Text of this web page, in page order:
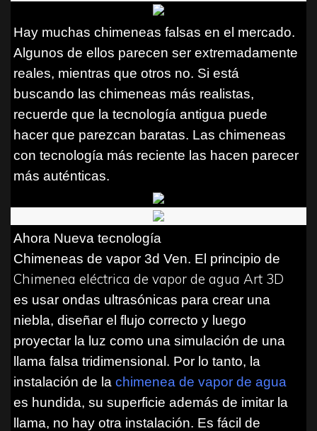
Hay muchas chimeneas falsas en el mercado.
Algunos de ellos parecen ser extremadamente
reales, mientras que otros no. Si está
buscando las chimeneas más realistas,
recuerde que la tecnología antigua puede
hacer que parezcan baratas. Las chimeneas
con tecnología más reciente las hacen parecer
más auténticas.
Ahora Nueva tecnología
Chimeneas de vapor 3d Ven. El principio de
Chimenea eléctrica de vapor de agua Art 3D
es usar ondas ultrasónicas para crear una
niebla, diseñar el flujo correcto y luego
proyectar la luz como una simulación de una
llama falsa tridimensional. Por lo tanto, la
instalación de lachimenea de vapor de agua
es hundida, su superficie además de imitar la
llama, no hay otra instalación. Es fácil de